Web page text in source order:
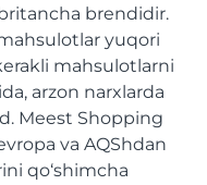
brendidir.
yuqori
mahsulotlarni
arzon narxlarda
Meest Shopping
va AQShdan
qo‘shimcha